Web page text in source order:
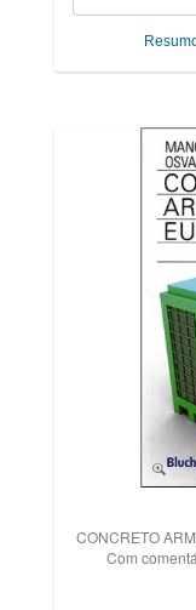
CONCRETO
Com